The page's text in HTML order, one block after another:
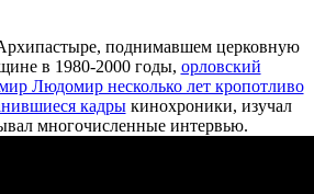
поднимавшем церковную
в 1980-2000 годы, орловский
Людомир несколько лет кропотливо
кадрыкинохроники, изучал
многочисленные интервью.